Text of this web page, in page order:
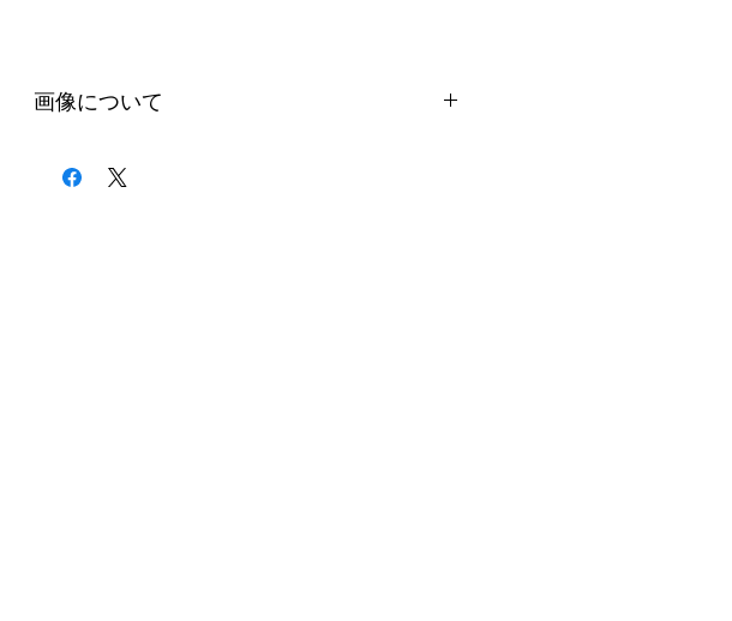
画像について
2枚目が張替え前